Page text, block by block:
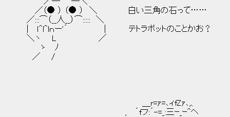
／（● ） （● ） ＼ 白い三角の石って……
／:::⌒（__人__）⌒::::: ＼
| ｌ^l^lｎー'´ | テトラポットのことかお？
＼ヽ L ／
ゝ ﾉ
／ /
＿r=ｧ=､ィfZｧ､,、
, ´fフ:´-=_:三ｰ_ｰ^ヘ